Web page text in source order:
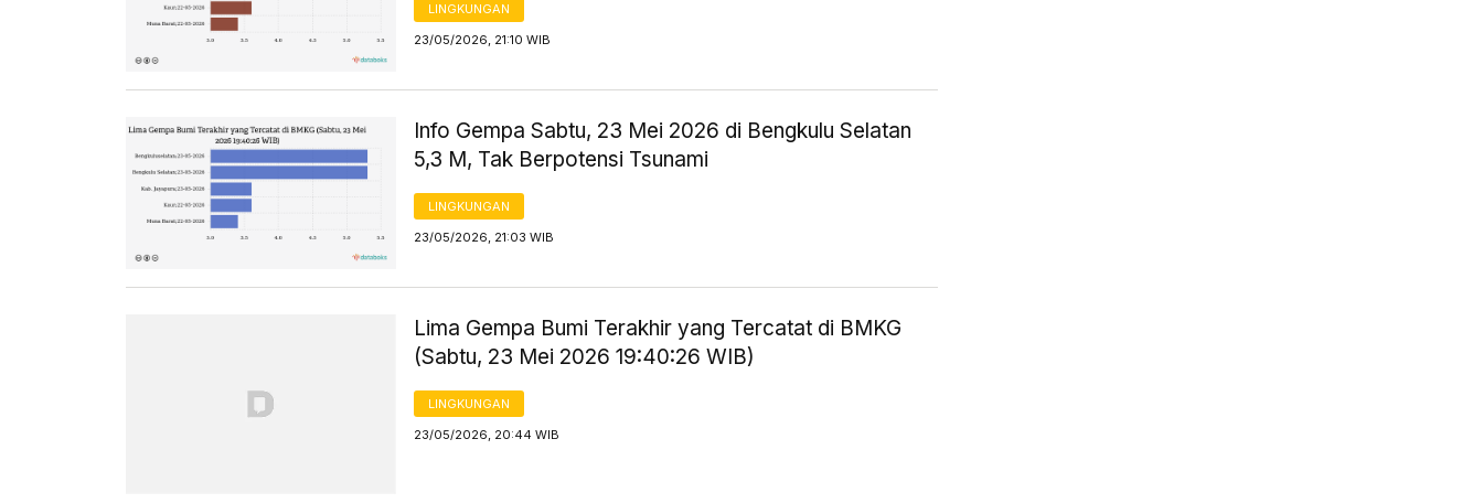
LINGKUNGAN
23/05/2026, 21:10 WIB
Info Gempa Sabtu, 23 Mei 2026 di Bengkulu Selatan
5,3 M, Tak Berpotensi Tsunami
LINGKUNGAN
23/05/2026, 21:03 WIB
Lima Gempa Bumi Terakhir yang Tercatat di BMKG
(Sabtu, 23 Mei 2026 19:40:26 WIB)
LINGKUNGAN
23/05/2026, 20:44 WIB